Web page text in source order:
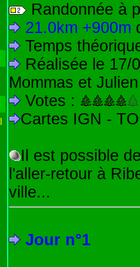
Randonnée à
21.0km +900m
Temps
Réalisée le 17/
Mommas et
Votes :
Cartes IGN -
Il est possible
l'aller-retour à
ville...
Jour n°1